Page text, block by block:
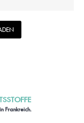
Frankreich.